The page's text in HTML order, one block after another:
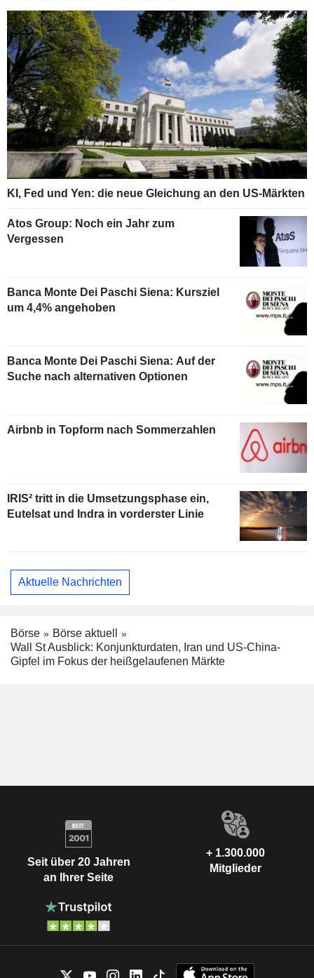
KI, Fed und Yen: die neue Gleichung an den US-Märkten
Atos Group: Noch ein Jahr zum
Vergessen
Banca Monte Dei Paschi Siena: Kursziel
um 4,4% angehoben
Banca Monte Dei Paschi Siena: Auf der
Suche nach alternativen Optionen
Airbnb in Topform nach Sommerzahlen
IRIS² tritt in die Umsetzungsphase ein,
Eutelsat und Indra in vorderster Linie
Aktuelle Nachrichten
Börse
Börse aktuell
Wall St Ausblick: Konjunkturdaten, Iran und US-China-
Gipfel im Fokus der heißgelaufenen Märkte
Seit über 20 Jahren
an Ihrer Seite
+ 1.300.000
Mitglieder